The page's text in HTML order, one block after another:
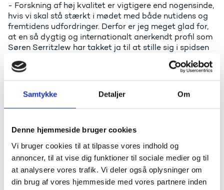
Samtykke Detaljer Om
Denne hjemmeside bruger cookies
Vi bruger cookies til at tilpasse vores indhold og
annoncer, til at vise dig funktioner til sociale medier og til
at analysere vores trafik. Vi deler også oplysninger om
din brug af vores hjemmeside med vores partnere inden
- Forskning af høj kvalitet er vigtigere end nogensinde,
hvis vi skal stå stærkt i mødet med både nutidens og
fremtidens udfordringer. Derfor er jeg meget glad for,
at en så dygtig og internationalt anerkendt profil som
Søren Serritzlew har takket ja til at stille sig i spidsen
for Danmarks Frie Forskningsfonds vigtige arbejde
med at styrke kvaliteten af dansk forskning. Jeg er
overbevist om, at han med sin store erfaring med
fonds- og rådsarbejde, tværfaglige forskningsprofil og
stærke strategiske evner vil sætte en god retning for
fondens arbejde. I samme ombæring vil jeg gerne sige
deres indsats.
Ny bestyrelsesformand Søren
Serritzlew siger: